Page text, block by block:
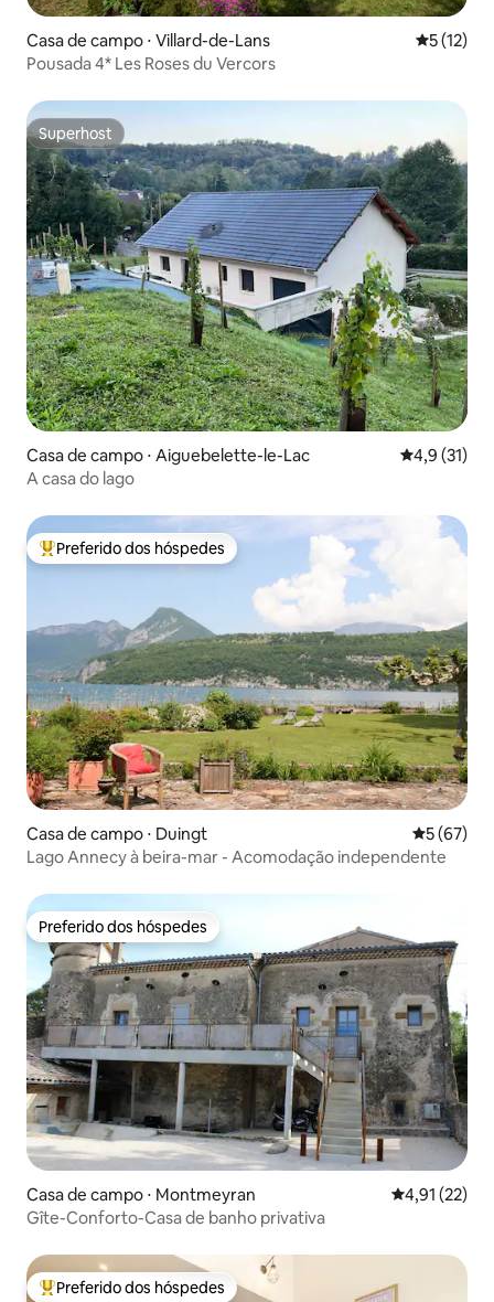
Casa de campo ⋅ Villard-de-Lans 5 de uma
5 (12)
Pousada 4* Les Roses du Vercors
Superhost
Superhost
Casa de campo ⋅ Aiguebelette-le-Lac 4,9 de uma
4,9 (31)
A casa do lago
Entre os melhores preferidos dos hóspedes
Preferido dos hóspedes
Casa de campo ⋅ Duingt 5 de uma
5 (67)
Lago Annecy à beira-mar - Acomodação independente
Preferido dos hóspedes
Preferido dos hóspedes
Casa de campo ⋅ Montmeyran 4,91 de uma
4,91 (22)
Gîte-Conforto-Casa de banho privativa
Entre os melhores preferidos dos hóspedes
Preferido dos hóspedes